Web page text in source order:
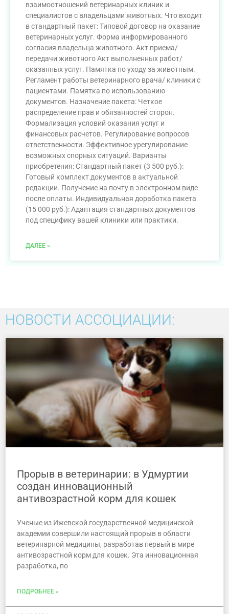
взаимоотношений ветеринарных клиник и
специалистов с владельцами животных. Что входит
в стандартный пакет: Типовой договор на оказание
ветеринарных услуг. Форма информированного
согласия владельца животного. Акт приема/
передачи животного Акт выполненных работ/
оказанных услуг. Памятка по уходу за животным.
Регламент работы ветеринарного врача/ клиники с
пациентами. Памятка по использованию
документов. Назначение пакета: Четкое
распределение прав и обязанностей сторон.
Формализация условий оказания услуг и
финансовых расчетов. Регулирование вопросов
ответственности. Эффективное урегулирование
возможных спорных ситуаций. Варианты
приобретения: Стандартный пакет (3 500 руб.):
Готовый комплект документов в актуальной
редакции. Получение на почту в электронном виде
после оплаты. Индивидуальная доработка пакета
(15 000 руб.): Адаптация стандартных документов
под специфику вашей клиники или практики.
ДАЛЕЕ »
НОВОСТИ АССОЦИАЦИИ:
Прорыв в ветеринарии: в Удмуртии
создан инновационный
антивозрастной корм для кошек
Ученые из Ижевской государственной медицинской
академии совершили настоящий прорыв в области
ветеринарной медицины, разработав первый в мире
антивозрастной корм для кошек. Эта инновационная
разработка, по
ПОДРОБНЕЕ »